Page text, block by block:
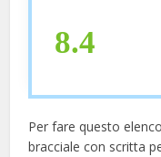
Mamma BFF
8.4
Per fare questo
bracciale con scritta